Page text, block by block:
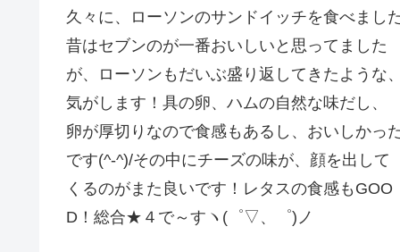
久々に、ローソンのサンドイッチを食べました
昔はセブンのが一番おいしいと思ってました
が、ローソンもだいぶ盛り返してきたような、
気がします！具の卵、ハムの自然な味だし、
卵が厚切りなので食感もあるし、おいしかっ
です(^-^)/その中にチーズの味が、顔を出して
くるのがまた良いです！レタスの食感もGOO
D！総合★４で～すヽ(゜▽、゜)ノ